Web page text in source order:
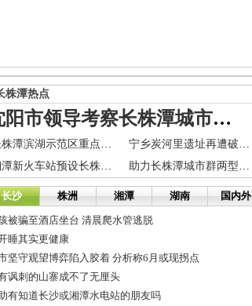
株潭热点
沈阳市领导考察长株潭城市群一体化
长株潭滨湖示范区重点工程启动 总投资近百亿
宁乡炭河里遗址再遭破坏 挖沙者与执法人员“躲猫猫”
湘潭新火车站预设长株潭城铁两站台
助力长株潭城市群两型社会示范区建设
长沙 株洲 湘潭 湖南 国内外
被骗至酒店坐台 清晨爬水管逃脱
睡其实更健康
坚守观望博弈陷入胶着 分析称6月或现拐点
讽刺的山寨成不了无厘头
有知道长沙或湘潭水电站的朋友吗